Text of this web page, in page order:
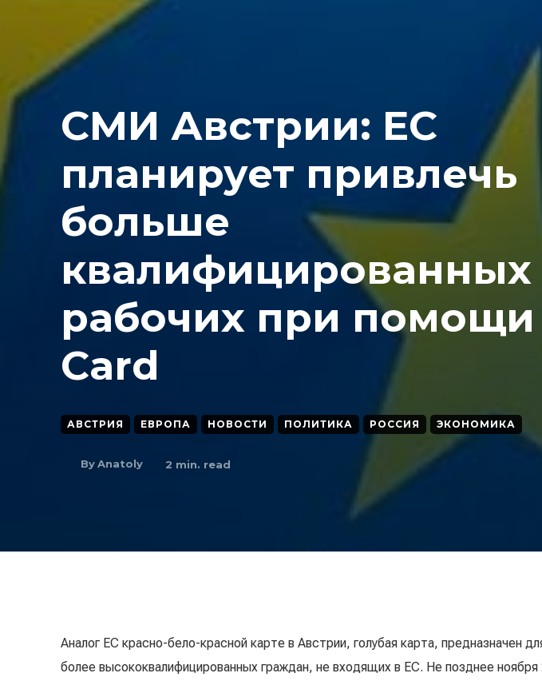
СМИ Австрии: ЕС
планирует привлечь
больше
квалифицированных
рабочих при помощи
Card
АВСТРИЯ ЕВРОПА НОВОСТИ ПОЛИТИКА РОССИЯ ЭКОНОМИКА
ByAnatoly 2 min. read
Аналог ЕС красно-бело-красной карте в Австрии, голубая карта, предназначен
более высококвалифицированных граждан, не входящих в ЕС. Не позднее ноября